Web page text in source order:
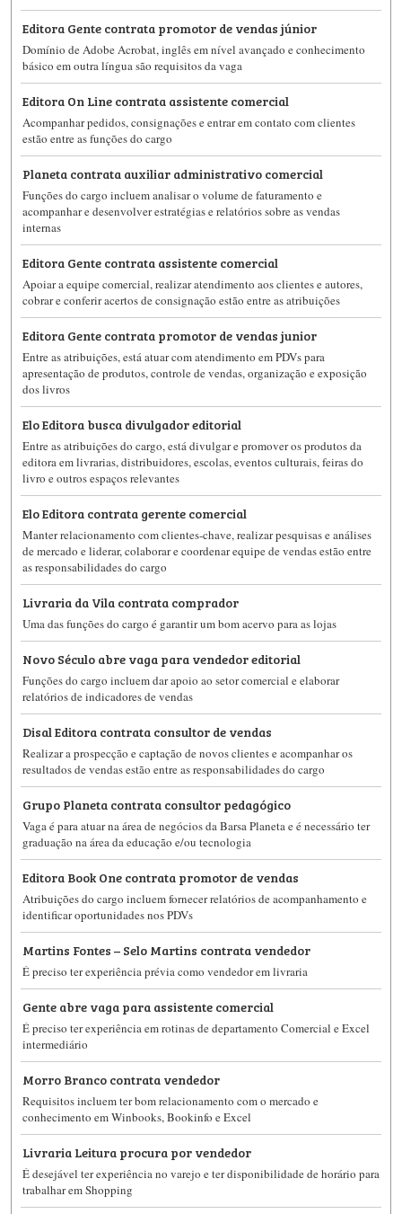
Editora Gente contrata promotor de vendas júnior
Domínio de Adobe Acrobat, inglês em nível avançado e conhecimento
básico em outra língua são requisitos da vaga
Editora On Line contrata assistente comercial
Acompanhar pedidos, consignações e entrar em contato com clientes
estão entre as funções do cargo
Planeta contrata auxiliar administrativo comercial
Funções do cargo incluem analisar o volume de faturamento e
acompanhar e desenvolver estratégias e relatórios sobre as vendas
internas
Editora Gente contrata assistente comercial
Apoiar a equipe comercial, realizar atendimento aos clientes e autores,
cobrar e conferir acertos de consignação estão entre as atribuições
Editora Gente contrata promotor de vendas junior
Entre as atribuições, está atuar com atendimento em PDVs para
apresentação de produtos, controle de vendas, organização e exposição
dos livros
Elo Editora busca divulgador editorial
Entre as atribuições do cargo, está divulgar e promover os produtos da
editora em livrarias, distribuidores, escolas, eventos culturais, feiras do
livro e outros espaços relevantes
Elo Editora contrata gerente comercial
Manter relacionamento com clientes-chave, realizar pesquisas e análises
de mercado e liderar, colaborar e coordenar equipe de vendas estão entre
as responsabilidades do cargo
Livraria da Vila contrata comprador
Uma das funções do cargo é garantir um bom acervo para as lojas
Novo Século abre vaga para vendedor editorial
Funções do cargo incluem dar apoio ao setor comercial e elaborar
relatórios de indicadores de vendas
Disal Editora contrata consultor de vendas
Realizar a prospecção e captação de novos clientes e acompanhar os
resultados de vendas estão entre as responsabilidades do cargo
Grupo Planeta contrata consultor pedagógico
Vaga é para atuar na área de negócios da Barsa Planeta e é necessário ter
graduação na área da educação e/ou tecnologia
Editora Book One contrata promotor de vendas
Atribuições do cargo incluem fornecer relatórios de acompanhamento e
identificar oportunidades nos PDVs
Martins Fontes – Selo Martins contrata vendedor
É preciso ter experiência prévia como vendedor em livraria
Gente abre vaga para assistente comercial
É preciso ter experiência em rotinas de departamento Comercial e Excel
intermediário
Morro Branco contrata vendedor
Requisitos incluem ter bom relacionamento com o mercado e
conhecimento em Winbooks, Bookinfo e Excel
Livraria Leitura procura por vendedor
É desejável ter experiência no varejo e ter disponibilidade de horário para
trabalhar em Shopping